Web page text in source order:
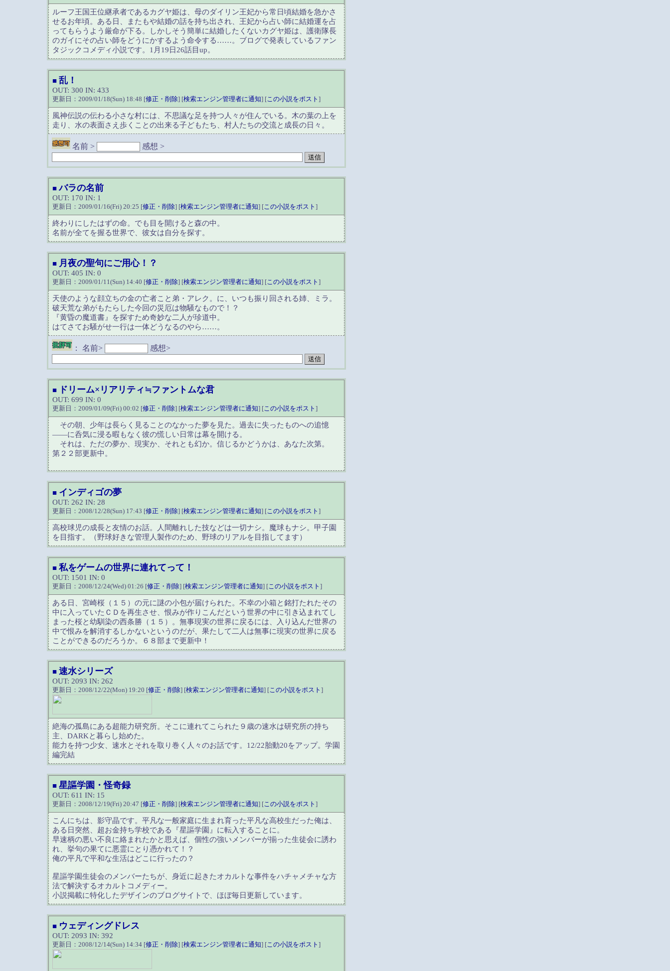
ルーフ王国王位継承者であるカグヤ姫は、母のダイリン王妃から常日頃結婚を急かさ
せるお年頃。ある日、またもや結婚の話を持ち出され、王妃から占い師に結婚運を占
ってもらうよう厳命が下る。しかしそう簡単に結婚したくないカグヤ姫は、護衛隊長
のガイにその占い師をどうにかするよう命令する……。ブログで発表しているファン
タジックコメディ小説です。1月19日26話目up。
■ 乱！
OUT: 300 IN: 433
更新日：2009/01/18(Sun) 18:48 [修正・削除] [検索エンジン管理者に通知] [この小説をポスト ]
風神伝説の伝わる小さな村には、不思議な足を持つ人々が住んでいる。木の葉の上を
走り、水の表面さえ歩くことの出来る子どもたち、村人たちの交流と成長の日々。
名前 > 感想 >
■ バラの名前
OUT: 170 IN: 1
更新日：2009/01/16(Fri) 20:25 [修正・削除] [検索エンジン管理者に通知] [この小説をポスト ]
終わりにしたはずの命。でも目を開けると森の中。
名前が全てを握る世界で、彼女は自分を探す。
■ 月夜の聖句にご用心！？
OUT: 405 IN: 0
更新日：2009/01/11(Sun) 14:40 [修正・削除] [検索エンジン管理者に通知] [この小説をポスト ]
天使のような顔立ちの金の亡者こと弟・アレク。に、いつも振り回される姉、ミラ。
破天荒な弟がもたらした今回の災厄は物騒なもので！？
『黄昏の魔道書』を探すため奇妙な二人が珍道中。
はてさてお騒がせ一行は一体どうなるのやら……。
： 名前> 感想>
■ ドリーム×リアリティ≒ファントムな君
OUT: 699 IN: 0
更新日：2009/01/09(Fri) 00:02 [修正・削除] [検索エンジン管理者に通知] [この小説をポスト ]
その朝、少年は長らく見ることのなかった夢を見た。過去に失ったものへの追憶
――に呑気に浸る暇もなく彼の慌しい日常は幕を開ける。
それは、ただの夢か、現実か、それとも幻か。信じるかどうかは、あなた次第。
第２２部更新中。
■ インディゴの夢
OUT: 262 IN: 28
更新日：2008/12/28(Sun) 17:43 [修正・削除] [検索エンジン管理者に通知] [この小説をポスト ]
高校球児の成長と友情のお話。人間離れした技などは一切ナシ。魔球もナシ。甲子園
を目指す。（野球好きな管理人製作のため、野球のリアルを目指してます）
■ 私をゲームの世界に連れてって！
OUT: 1501 IN: 0
更新日：2008/12/24(Wed) 01:26 [修正・削除] [検索エンジン管理者に通知] [この小説をポスト ]
ある日、宮崎桜（１５）の元に謎の小包が届けられた。不幸の小箱と銘打たれたその
中に入っていたＣＤを再生させ、恨みが作りこんだという世界の中に引き込まれてし
まった桜と幼馴染の西条勝（１５）。無事現実の世界に戻るには、入り込んだ世界の
中で恨みを解消するしかないというのだが、果たして二人は無事に現実の世界に戻る
ことができるのだろうか。６８部まで更新中！
■ 速水シリーズ
OUT: 2093 IN: 262
更新日：2008/12/22(Mon) 19:20 [修正・削除] [検索エンジン管理者に通知] [この小説をポスト ]
絶海の孤島にある超能力研究所。そこに連れてこられた９歳の速水は研究所の持ち
主、DARKと暮らし始めた。
能力を持つ少女、速水とそれを取り巻く人々のお話です。12/22胎動20をアップ。学園
編完結
■ 星謳学園・怪奇録
OUT: 611 IN: 15
更新日：2008/12/19(Fri) 20:47 [修正・削除] [検索エンジン管理者に通知] [この小説をポスト ]
こんにちは、影守晶です。平凡な一般家庭に生まれ育った平凡な高校生だった俺は、
ある日突然、超お金持ち学校である『星謳学園』に転入することに。
早速柄の悪い不良に絡まれたかと思えば、個性の強いメンバーが揃った生徒会に誘わ
れ、挙句の果てに悪霊にとり憑かれて！？
俺の平凡で平和な生活はどこに行ったの？
星謳学園生徒会のメンバーたちが、身近に起きたオカルトな事件をハチャメチャな方
法で解決するオカルトコメディー。
小説掲載に特化したデザインのブログサイトで、ほぼ毎日更新しています。
■ ウェディングドレス
OUT: 2093 IN: 392
更新日：2008/12/14(Sun) 14:34 [修正・削除] [検索エンジン管理者に通知] [この小説をポスト ]